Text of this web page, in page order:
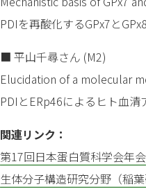
PDIを再酸化するGPx7と
■ 平山千尋さん (M2)
Elucidation of a molecular
PDIとERp46によるヒト血
関連リンク：
第17回日本蛋白質科学会年会
生体分子構造研究分野（稲葉